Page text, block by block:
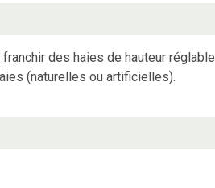
des haies de hauteur réglable
(naturelles ou artificielles).